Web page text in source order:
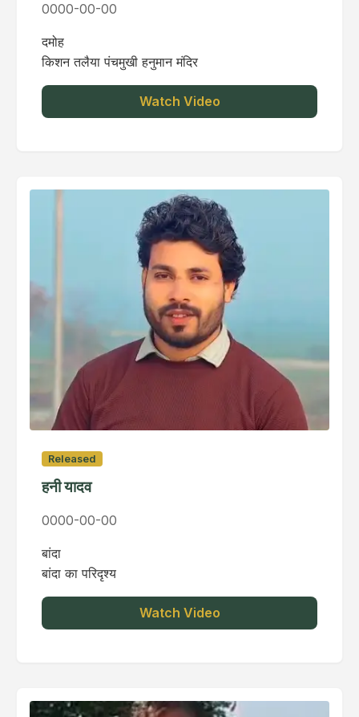
0000-00-00
दमोह
किशन तलैया पंचमुखी हनुमान मंदिर
Watch Video
Released
हनी यादव
0000-00-00
बांदा
बांदा का परिदृश्य
Watch Video